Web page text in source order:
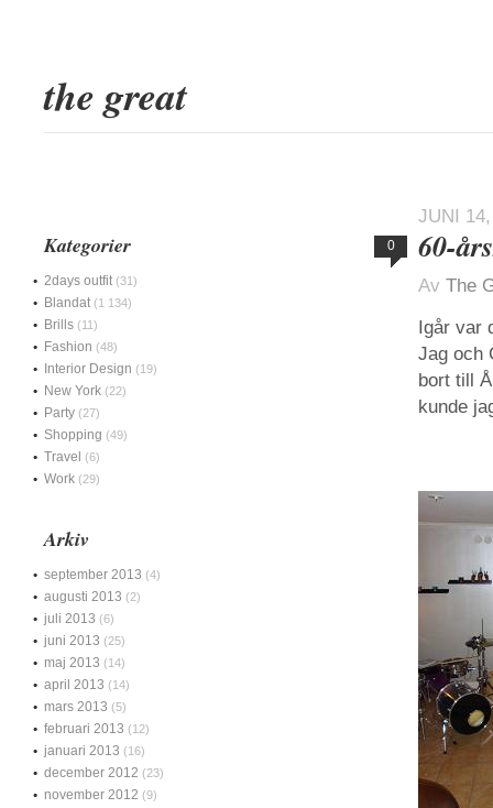
the great
JUNI
0 60-
Av The
Igår var
Jag och
bort till
kunde
Kategorier
2days outfit (31)
Blandat (1 134)
Brills (11)
Fashion (48)
Interior Design (19)
New York (22)
Party (27)
Shopping (49)
Travel (6)
Work (29)
Arkiv
september 2013 (4)
augusti 2013 (2)
juli 2013 (6)
juni 2013 (25)
maj 2013 (14)
april 2013 (14)
mars 2013 (5)
februari 2013 (12)
januari 2013 (16)
december 2012 (23)
november 2012 (9)